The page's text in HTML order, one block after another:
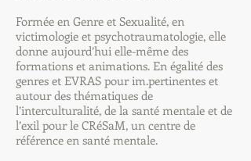
Formée en Genre et Sexualité, en
victimologie et psychotraumatologie, elle
donne aujourd’hui elle-même des
formations et animations. En égalité des
genres et EVRAS pour im.pertinentes et
autour des thématiques de
l’interculturalité, de la santé mentale et de
l’exil pour le CRéSaM, un centre de
référence en santé mentale.